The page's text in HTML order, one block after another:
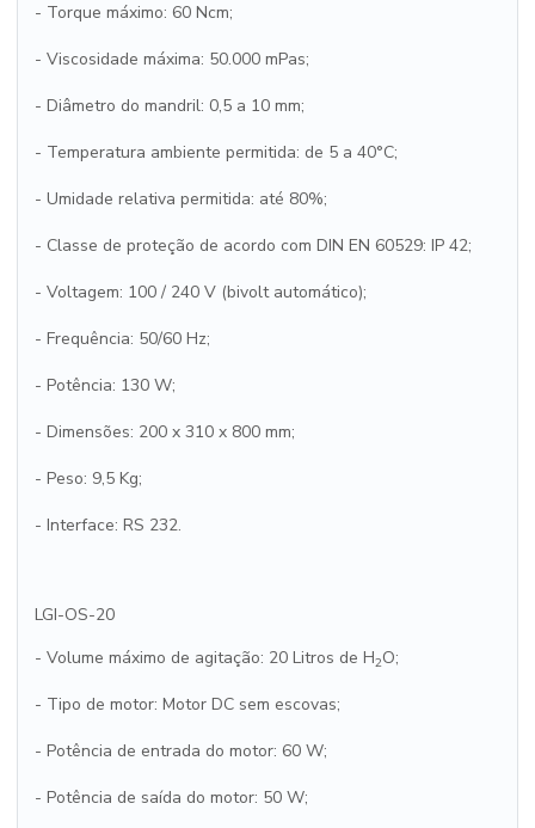
- Torque máximo: 60 Ncm;
- Viscosidade máxima: 50.000 mPas;
- Diâmetro do mandril: 0,5 a 10 mm;
- Temperatura ambiente permitida: de 5 a 40°C;
- Umidade relativa permitida: até 80%;
- Classe de proteção de acordo com DIN EN 60529: IP 42;
- Voltagem: 100 / 240 V (bivolt automático);
- Frequência: 50/60 Hz;
- Potência: 130 W;
- Dimensões: 200 x 310 x 800 mm;
- Peso: 9,5 Kg;
- Interface: RS 232.
LGI-OS-20
- Volume máximo de agitação: 20 Litros de H2O;
- Tipo de motor: Motor DC sem escovas;
- Potência de entrada do motor: 60 W;
- Potência de saída do motor: 50 W;